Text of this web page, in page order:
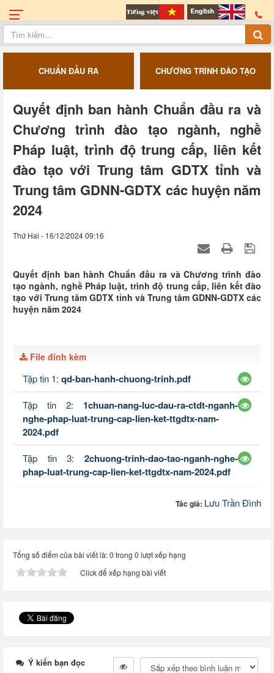
CHUẨN ĐẦU RA CHƯƠNG TRÌNH ĐÀO TẠO
Quyết định ban hành Chuẩn đầu ra và
Chương trình đào tạo ngành, nghề
Pháp luật, trình độ trung cấp, liên kết
đào tạo với Trung tâm GDTX tỉnh và
Trung tâm GDNN-GDTX các huyện năm
2024
Thứ Hai - 16/12/2024 09:16
Quyết định ban hành Chuẩn đầu ra và Chương trình đào
tạo ngành, nghề Pháp luật, trình độ trung cấp, liên kết đào
tạo với Trung tâm GDTX tỉnh và Trung tâm GDNN-GDTX các
huyện năm 2024
File đính kèm
Tập tin 1: qd-ban-hanh-chuong-trinh.pdf
Tập tin 2: 1chuan-nang-luc-dau-ra-ctdt-nganh-
nghe-phap-luat-trung-cap-lien-ket-ttgdtx-nam-
2024.pdf
Tập tin 3: 2chuong-trinh-dao-tao-nganh-nghe-
phap-luat-trung-cap-lien-ket-ttgdtx-nam-2024.pdf
Tác giả: Lưu Trần Đình
Tổng số điểm của bài viết là: 0 trong 0 lượt xếp hạng
Click để xếp hạng bài viết
Ý kiến bạn đọc